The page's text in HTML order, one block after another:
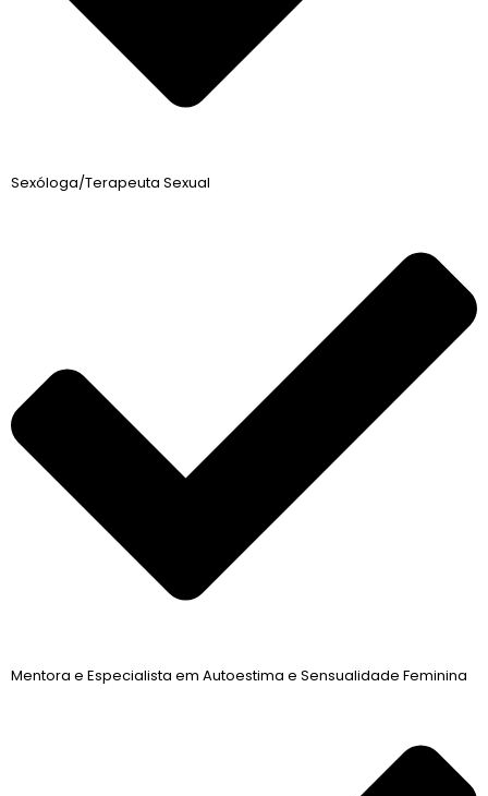
Sexóloga/Terapeuta Sexual
Mentora e Especialista em Autoestima e Sensualidade Feminina